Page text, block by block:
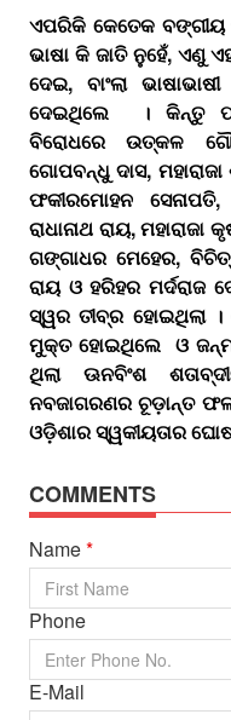
ଏପରିକି କେତେକ
ଭାଷା କି ଜାତି ନୁହେଁ, ଏଣୁ
ଦେଇ, ବାଂଲା
ଦେଇଥିଲେ । କିନ୍ତୁ
ବିରୋଧରେ ଉତ୍କଳ
ଗୋପବନ୍ଧୁ ଦାସ,
ଫକୀରମୋହନ
ରାଧାନାଥ ରାୟ,
ଗଙ୍ଗାଧର ମେହେର,
ରାୟ ଓ ହରିହର
ସ୍ୱର ତୀବ୍ର ହୋଇଥିଲା
ମୁକ୍ତ ହୋଇଥିଲେ ଓ ଜନ୍ମ
ଥିଲା ଊନବିଂଶ
ନବଜାଗରଣର ଚୂଡ଼ାନ୍ତ
ଓଡ଼ିଶାର ସ୍ୱକୀୟତାର
COMMENTS
Name*
Phone
E-Mail